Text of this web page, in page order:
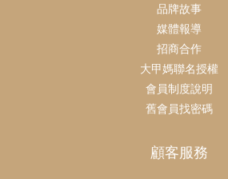
品牌故事
媒體報導
招商合作
大甲媽聯名授權
會員制度說明
舊會員找密碼
顧客服務